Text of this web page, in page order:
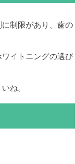
制限があり、歯の
イトニングの選び
ね。